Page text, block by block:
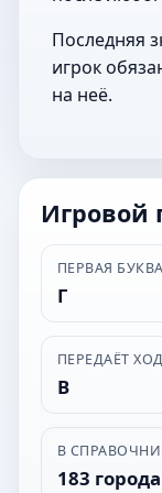
Последняя
игрок
на неё.
Игровой
ПЕРВАЯ БУКВА
Г
ПЕРЕДАЁТ
В
В
183 города